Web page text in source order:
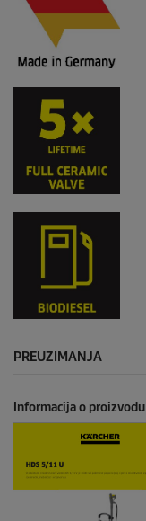
PREUZIMANJA
Informacija o proizvodu